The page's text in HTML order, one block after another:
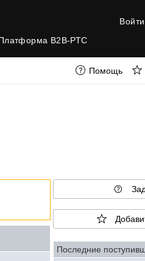
Войти
B2B-РТС
Помощь
Последние